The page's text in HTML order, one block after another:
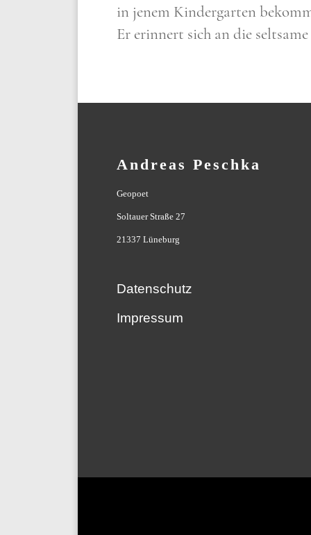
in jenem Kin­der­gar­ten
Er erin­nert sich an die
Andreas Peschka
Geopoet
Soltauer Straße 27
21337 Lüneburg
Datenschutz
Impressum